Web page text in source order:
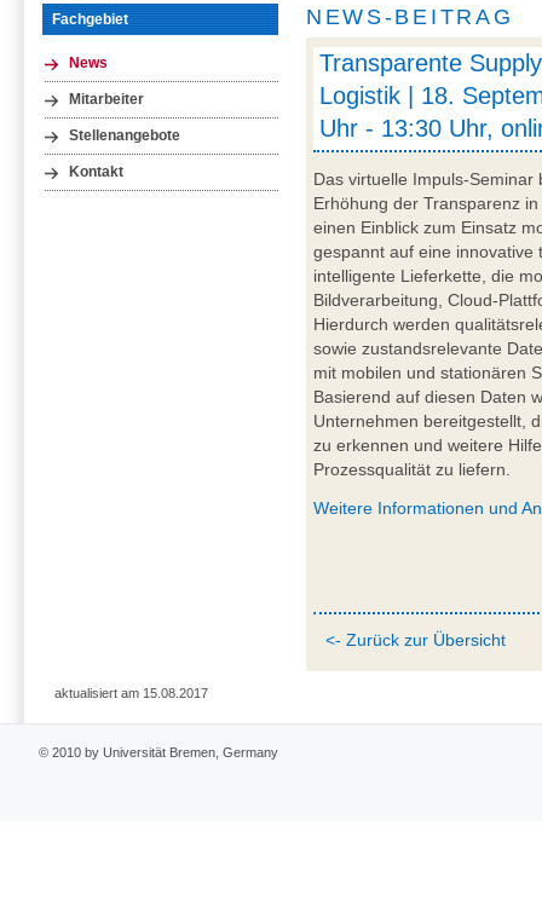
Fachgebiet
News
Mitarbeiter
Stellenangebote
Kontakt
NEWS-BEITRAG
Transparente
Logistik | 18.
Uhr - 13:30 Uhr,
Das virtuelle Impuls-
Erhöhung der Transparenz
einen Einblick zum Einsatz
gespannt auf eine
intelligente Lieferkette, die
Bildverarbeitung, Cloud-
Hierdurch werden
sowie zustandsrelevante
mit mobilen und stationären
Basierend auf diesen Daten
Unternehmen bereitgestellt,
zu erkennen und weitere
Prozessqualität zu liefern.
Weitere Informationen und
<- Zurück zur Übersicht
aktualisiert am 15.08.2017
© 2010 by Universität Bremen, Germany